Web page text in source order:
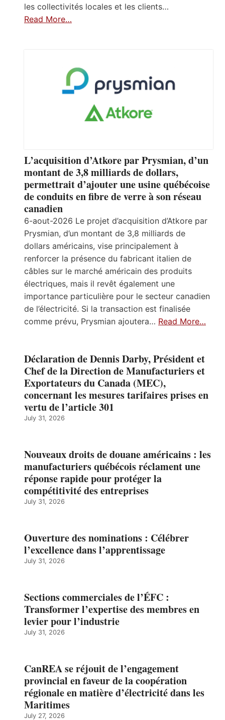
les collectivités locales et les clients…
Read More…
L’acquisition d’Atkore par Prysmian, d’un
montant de 3,8 milliards de dollars,
permettrait d’ajouter une usine québécoise
de conduits en fibre de verre à son réseau
canadien
6-aout-2026 Le projet d’acquisition d’Atkore par
Prysmian, d’un montant de 3,8 milliards de
dollars américains, vise principalement à
renforcer la présence du fabricant italien de
câbles sur le marché américain des produits
électriques, mais il revêt également une
importance particulière pour le secteur canadien
de l’électricité. Si la transaction est finalisée
comme prévu, Prysmian ajoutera… Read More…
Déclaration de Dennis Darby, Président et
Chef de la Direction de Manufacturiers et
Exportateurs du Canada (MEC),
concernant les mesures tarifaires prises en
vertu de l’article 301
July 31, 2026
Nouveaux droits de douane américains : les
manufacturiers québécois réclament une
réponse rapide pour protéger la
compétitivité des entreprises
July 31, 2026
Ouverture des nominations : Célébrer
l’excellence dans l’apprentissage
July 31, 2026
Sections commerciales de l’ÉFC :
Transformer l’expertise des membres en
levier pour l’industrie
July 31, 2026
CanREA se réjouit de l’engagement
provincial en faveur de la coopération
régionale en matière d’électricité dans les
Maritimes
July 27, 2026